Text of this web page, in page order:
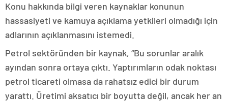
Konu hakkında bilgi veren kaynaklar konunun
hassasiyeti ve kamuya açıklama yetkileri olmadığı için
adlarının açıklanmasını istemedi.
Petrol sektöründen bir kaynak, “Bu sorunlar aralık
ayından sonra ortaya çıktı. Yaptırımların odak noktası
petrol ticareti olmasa da rahatsız edici bir durum
yarattı. Üretimi aksatıcı bir boyutta değil, ancak her an